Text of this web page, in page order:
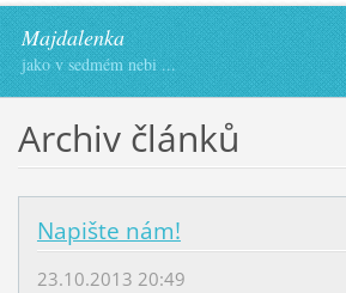
Majdalenka
jako v sedmém nebi ...
Archiv článků
Napište nám!
23.10.2013 20:49